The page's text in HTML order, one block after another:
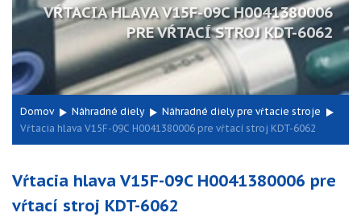
VŔTACIA HLAVA V15F-09C H0041380006
PRE VŔTACÍ STROJ KDT-6062
Domov Náhradné diely
Náhradné diely pre vŕtacie stroje
Vŕtacia hlava V15F-09C H0041380006 pre vŕtací stroj KDT-6062
Vŕtacia hlava V15F-09C H0041380006 pre
vŕtací stroj KDT-6062